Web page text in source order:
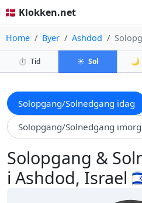
🇩🇰 Klokken.net
Home Byer Ashdod
⏱️ Tid ☀️ Sol 🌙
Solopgang/Solnedgang idag
Solopgang/Solnedgang
Solopgang &
i Ashdod, Israel